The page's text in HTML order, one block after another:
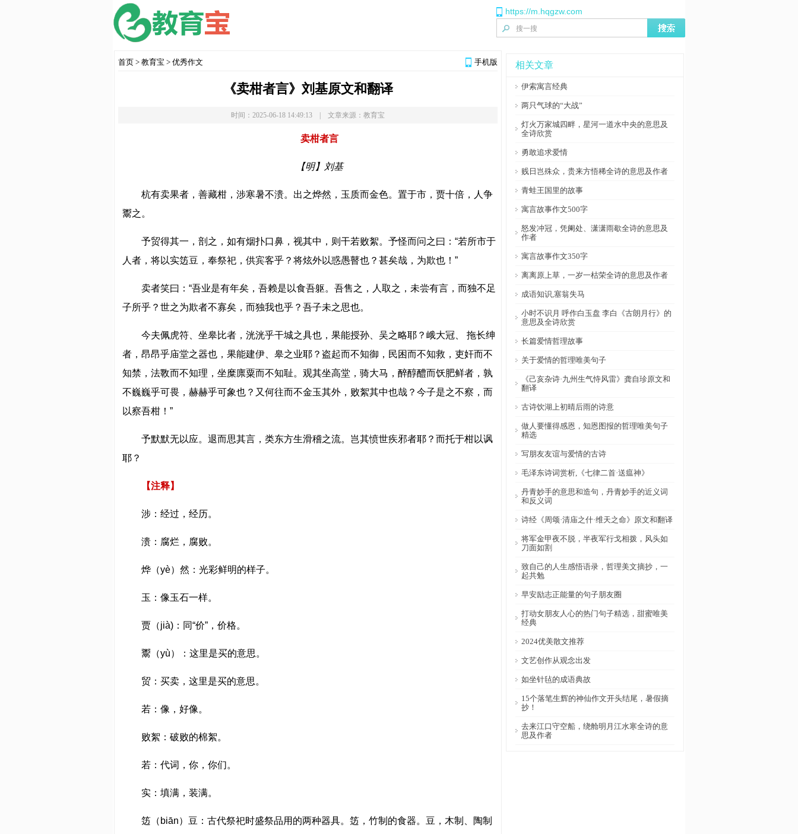
https://m.hqgzw.com
手机版
首页 > 教育宝 > 优秀作文
《卖柑者言》刘基原文和翻译
时间：2025-06-18 14:49:13 | 文章来源：教育宝
卖柑者言
【明】刘基
杭有卖果者，善藏柑，涉寒暑不溃。出之烨然，玉质而金色。置于市，贾十倍，人争
鬻之。
予贸得其一，剖之，如有烟扑口鼻，视其中，则干若败絮。予怪而问之曰：“若所市于
人者，将以实笾豆，奉祭祀，供宾客乎？将炫外以惑愚瞽也？甚矣哉，为欺也！”
卖者笑曰：“吾业是有年矣，吾赖是以食吾躯。吾售之，人取之，未尝有言，而独不足
子所乎？世之为欺者不寡矣，而独我也乎？吾子未之思也。
今夫佩虎符、坐皋比者，洸洸乎干城之具也，果能授孙、吴之略耶？峨大冠、 拖长绅
者，昂昂乎庙堂之器也，果能建伊、皋之业耶？盗起而不知御，民困而不知救，吏奸而不
知禁，法斁而不知理，坐糜廪粟而不知耻。观其坐高堂，骑大马，醉醇醴而饫肥鲜者，孰
不巍巍乎可畏，赫赫乎可象也？又何往而不金玉其外，败絮其中也哉？今子是之不察，而
以察吾柑！”
予默默无以应。退而思其言，类东方生滑稽之流。岂其愤世疾邪者耶？而托于柑以讽
耶？
【注释】
涉：经过，经历。
溃：腐烂，腐败。
烨（yè）然：光彩鲜明的样子。
玉：像玉石一样。
贾（jià)：同“价”，价格。
鬻（yù）：这里是买的意思。
贸：买卖，这里是买的意思。
若：像，好像。
败絮：破败的棉絮。
若：代词，你，你们。
实：填满，装满。
笾（biān）豆：古代祭祀时盛祭品用的两种器具。笾，竹制的食器。豆，木制、陶制
相关文章
伊索寓言经典
两只气球的“大战”
灯火万家城四畔，星河一道水中央的意思及
全诗欣赏
勇敢追求爱情
贱日岂殊众，贵来方悟稀全诗的意思及作者
青蛙王国里的故事
寓言故事作文500字
怒发冲冠，凭阑处、潇潇雨歇全诗的意思及
作者
寓言故事作文350字
离离原上草，一岁一枯荣全诗的意思及作者
成语知识,塞翁失马
小时不识月 呼作白玉盘 李白《古朗月行》的
意思及全诗欣赏
长篇爱情哲理故事
关于爱情的哲理唯美句子
《己亥杂诗·九州生气恃风雷》龚自珍原文和
翻译
古诗饮湖上初晴后雨的诗意
做人要懂得感恩，知恩图报的哲理唯美句子
精选
写朋友友谊与爱情的古诗
毛泽东诗词赏析,《七律二首·送瘟神》
丹青妙手的意思和造句，丹青妙手的近义词
和反义词
诗经《周颂·清庙之什·维天之命》原文和翻译
将军金甲夜不脱，半夜军行戈相拨，风头如
刀面如割
致自己的人生感悟语录，哲理美文摘抄，一
起共勉
早安励志正能量的句子朋友圈
打动女朋友人心的热门句子精选，甜蜜唯美
经典
2024优美散文推荐
文艺创作从观念出发
如坐针毡的成语典故
15个落笔生辉的神仙作文开头结尾，暑假摘
抄！
去来江口守空船，绕舱明月江水寒全诗的意
思及作者